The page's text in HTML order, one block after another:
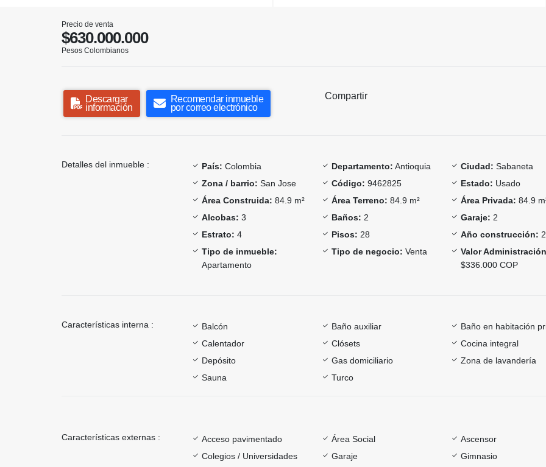
Precio de venta
$630.000.000
Pesos Colombianos
Descargar
información
Recomendar inmueble
por correo electrónico
Compartir
Detalles del inmueble : País: Colombia Departamento: Antioquia Ciudad: Sabaneta
Zona / barrio: San Jose Código: 9462825 Estado: Usado
Área Construida: 84.9 m² Área Terreno: 84.9 m² Área Privada: 84.9
Alcobas: 3 Baños: 2 Garaje: 2
Estrato: 4 Pisos: 28 Año construcción:
Tipo de inmueble:
Apartamento
Tipo de negocio: Venta
Valor
$336.000 COP
Características interna : Balcón Baño auxiliar
Baño en habitación
Calentador
Clósets
Cocina integral
Depósito
Gas domiciliario
Zona de lavandería
Sauna
Turco
Características externas : Acceso pavimentado Área Social
Ascensor
Colegios / Universidades
Garaje
Gimnasio